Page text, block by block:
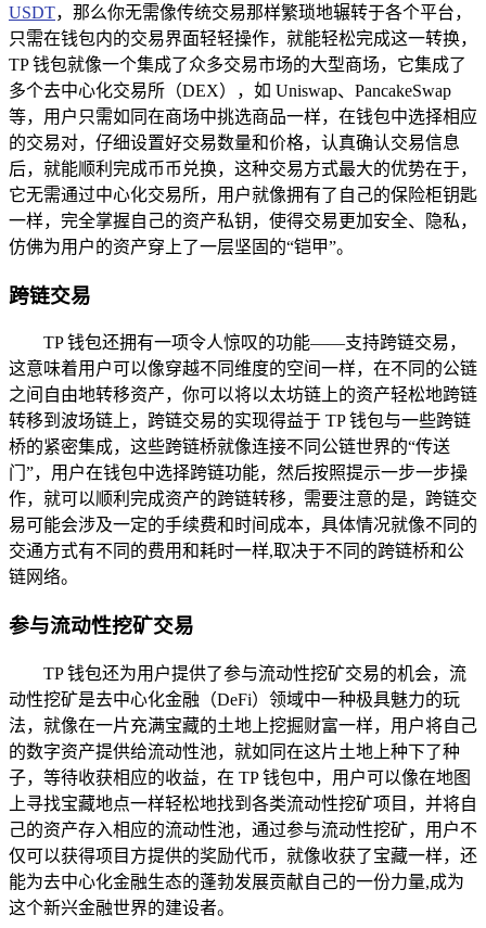
USDT，那么你无需像传统交易那样繁琐地辗转于各个平台，
只需在钱包内的交易界面轻轻操作，就能轻松完成这一转换，
TP 钱包就像一个集成了众多交易市场的大型商场，它集成了
多个去中心化交易所（DEX），如 Uniswap、PancakeSwap
等，用户只需如同在商场中挑选商品一样，在钱包中选择相应
的交易对，仔细设置好交易数量和价格，认真确认交易信息
后，就能顺利完成币币兑换，这种交易方式最大的优势在于，
它无需通过中心化交易所，用户就像拥有了自己的保险柜钥匙
一样，完全掌握自己的资产私钥，使得交易更加安全、隐私，
仿佛为用户的资产穿上了一层坚固的“铠甲”。
跨链交易
TP 钱包还拥有一项令人惊叹的功能——支持跨链交易，
这意味着用户可以像穿越不同维度的空间一样，在不同的公链
之间自由地转移资产，你可以将以太坊链上的资产轻松地跨链
转移到波场链上，跨链交易的实现得益于 TP 钱包与一些跨链
桥的紧密集成，这些跨链桥就像连接不同公链世界的“传送
门”，用户在钱包中选择跨链功能，然后按照提示一步一步操
作，就可以顺利完成资产的跨链转移，需要注意的是，跨链交
易可能会涉及一定的手续费和时间成本，具体情况就像不同的
交通方式有不同的费用和耗时一样,取决于不同的跨链桥和公
链网络。
参与流动性挖矿交易
TP 钱包还为用户提供了参与流动性挖矿交易的机会，流
动性挖矿是去中心化金融（DeFi）领域中一种极具魅力的玩
法，就像在一片充满宝藏的土地上挖掘财富一样，用户将自己
的数字资产提供给流动性池，就如同在这片土地上种下了种
子，等待收获相应的收益，在 TP 钱包中，用户可以像在地图
上寻找宝藏地点一样轻松地找到各类流动性挖矿项目，并将自
己的资产存入相应的流动性池，通过参与流动性挖矿，用户不
仅可以获得项目方提供的奖励代币，就像收获了宝藏一样，还
能为去中心化金融生态的蓬勃发展贡献自己的一份力量,成为
这个新兴金融世界的建设者。